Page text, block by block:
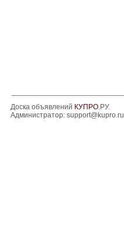
Доска объявлений КУПРО.РУ.
Администратор: support@kupro.ru